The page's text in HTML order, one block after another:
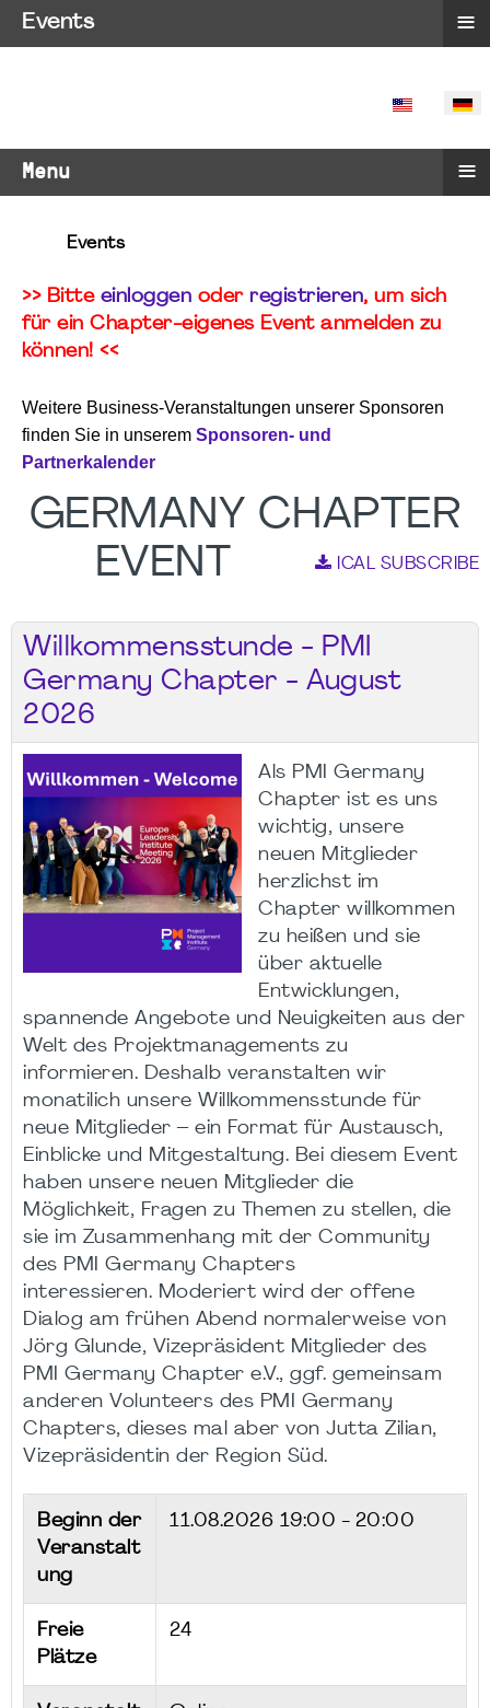
SPRACHE
Menu ≡
Events
>> Bitte einloggen oder registrieren, um sich
für ein Chapter-eigenes Event anmelden zu
können! <<
Weitere Business-Veranstaltungen unserer Sponsoren
finden Sie in unserem Sponsoren- und
Partnerkalender
GERMANY CHAPTER
EVENT
ICAL SUBSCRIBE
Willkommensstunde - PMI
Germany Chapter - August
2026
Als PMI Germany
Chapter ist es uns
wichtig, unsere
neuen Mitglieder
herzlichst im
Chapter willkommen
zu heißen und sie
über aktuelle
Entwicklungen,
spannende Angebote und Neuigkeiten aus der
Welt des Projektmanagements zu
informieren. Deshalb veranstalten wir
monatilich unsere Willkommensstunde für
neue Mitglieder – ein Format für Austausch,
Einblicke und Mitgestaltung. Bei diesem Event
haben unsere neuen Mitglieder die
Möglichkeit, Fragen zu Themen zu stellen, die
sie im Zusammenhang mit der Community
des PMI Germany Chapters
interessieren. Moderiert wird der offene
Dialog am frühen Abend normalerweise von
Jörg Glunde, Vizepräsident Mitglieder des
PMI Germany Chapter e.V., ggf. gemeinsam
anderen Volunteers des PMI Germany
Chapters, dieses mal aber von Jutta Zilian,
Vizepräsidentin der Region Süd.
Beginn der
Veranstalt
ung
11.08.2026 19:00 - 20:00
Freie
Plätze
24
Events ≡